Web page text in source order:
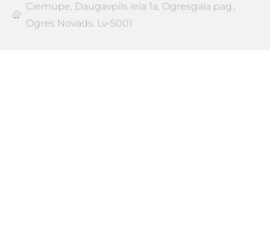
Ciemupe, Daugavpils iela 1a, Ogresgala pag.,
Ogres Novads. Lv-5001